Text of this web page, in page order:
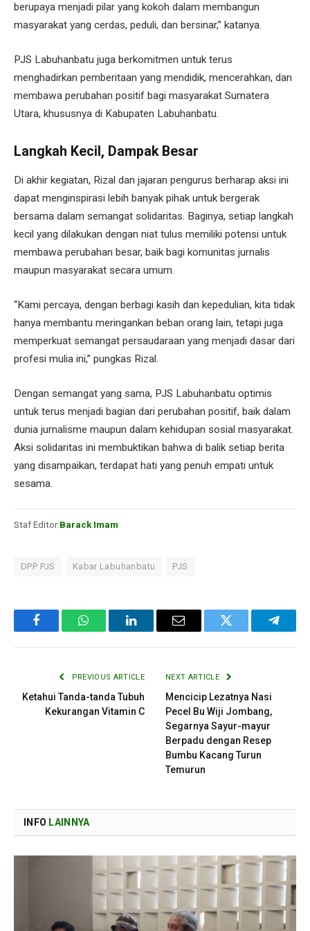
berupaya menjadi pilar yang kokoh dalam membangun
masyarakat yang cerdas, peduli, dan bersinar,” katanya.
PJS Labuhanbatu juga berkomitmen untuk terus
menghadirkan pemberitaan yang mendidik, mencerahkan, dan
membawa perubahan positif bagi masyarakat Sumatera
Utara, khususnya di Kabupaten Labuhanbatu.
Langkah Kecil, Dampak Besar
Di akhir kegiatan, Rizal dan jajaran pengurus berharap aksi ini
dapat menginspirasi lebih banyak pihak untuk bergerak
bersama dalam semangat solidaritas. Baginya, setiap langkah
kecil yang dilakukan dengan niat tulus memiliki potensi untuk
membawa perubahan besar, baik bagi komunitas jurnalis
maupun masyarakat secara umum.
“Kami percaya, dengan berbagi kasih dan kepedulian, kita tidak
hanya membantu meringankan beban orang lain, tetapi juga
memperkuat semangat persaudaraan yang menjadi dasar dari
profesi mulia ini,” pungkas Rizal.
Dengan semangat yang sama, PJS Labuhanbatu optimis
untuk terus menjadi bagian dari perubahan positif, baik dalam
dunia jurnalisme maupun dalam kehidupan sosial masyarakat.
Aksi solidaritas ini membuktikan bahwa di balik setiap berita
yang disampaikan, terdapat hati yang penuh empati untuk
sesama.
Staf Editor:Barack Imam
DPP PJS Kabar Labuhanbatu PJS
FacebookWhatsAppLinkedInEmail Twitter
PREVIOUS ARTICLE
Ketahui Tanda-tanda Tubuh
Kekurangan Vitamin C
NEXT ARTICLE
Mencicip Lezatnya Nasi
Pecel Bu Wiji Jombang,
Segarnya Sayur-mayur
Berpadu dengan Resep
Bumbu Kacang Turun
Temurun
INFO LAINNYA